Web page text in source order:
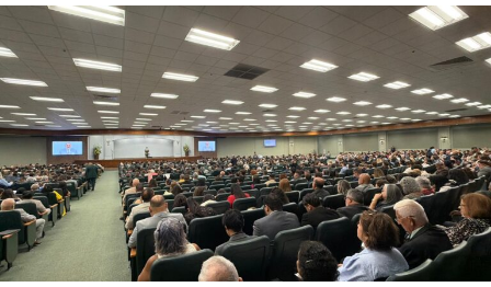
ByteDance (China) representa una grave amenaza
para la seguridad nacional”.
Los funcionarios dicen que las autoridades chinas pueden
obligar a ByteDance a entregar información sobre los
patrocinadores estadounidenses de TikTok o usar la
plataforma para difundir o suprimir información.
Peroel gobierno “admite que no tiene pruebas de que
China haya intentado hacerlo”, le dijo TikTok a los
jueces, agregando que los límites al discurso no deberían